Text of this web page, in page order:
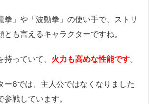
拳」や「波動拳」の使い手で、ストリ
も言えるキャラクターですね。
っていて、 火力も高めな性能です。
ー6では、主人公ではなくなりました
戦しています。